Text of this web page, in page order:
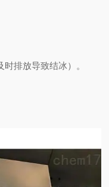
排放导致结冰）。